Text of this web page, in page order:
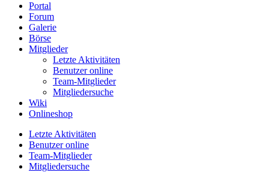
Portal
Forum
Galerie
Börse
Mitglieder
Letzte Aktivitäten
Benutzer online
Team-Mitglieder
Mitgliedersuche
Wiki
Onlineshop
Letzte Aktivitäten
Benutzer online
Team-Mitglieder
Mitgliedersuche